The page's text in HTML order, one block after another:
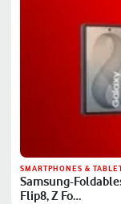
SMARTPHONES &
Samsung-
Flip8, Z Fo…